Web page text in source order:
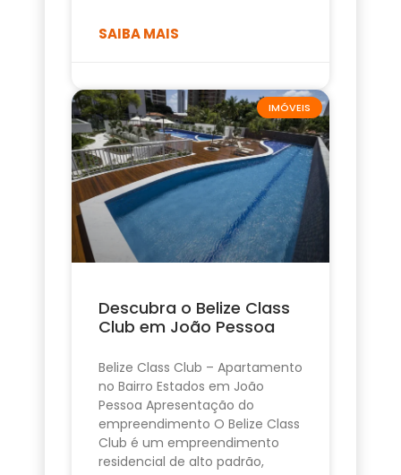
SAIBA MAIS
IMÓVEIS
Descubra o Belize Class
Club em João Pessoa
Belize Class Club – Apartamento
no Bairro Estados em João
Pessoa Apresentação do
empreendimento O Belize Class
Club é um empreendimento
residencial de alto padrão,